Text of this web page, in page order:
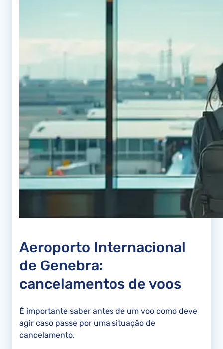
Aeroporto Internacional
de Genebra:
cancelamentos de voos
É importante saber antes de um voo como deve
agir caso passe por uma situação de
cancelamento.